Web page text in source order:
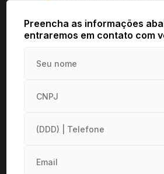
Preencha as informações
entraremos em contato com